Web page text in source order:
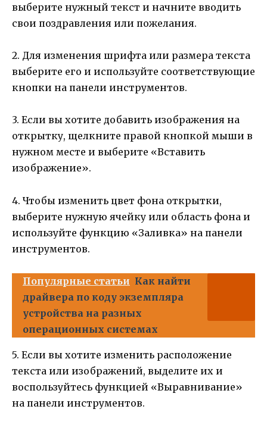
выберите нужный текст и начните вводить
свои поздравления или пожелания.
2. Для изменения шрифта или размера текста
выберите его и используйте соответствующие
кнопки на панели инструментов.
3. Если вы хотите добавить изображения на
открытку, щелкните правой кнопкой мыши в
нужном месте и выберите «Вставить
изображение».
4. Чтобы изменить цвет фона открытки,
выберите нужную ячейку или область фона и
используйте функцию «Заливка» на панели
инструментов.
Популярные статьи Как найти
драйвера по коду экземпляра
устройства на разных
операционных системах
5. Если вы хотите изменить расположение
текста или изображений, выделите их и
воспользуйтесь функцией «Выравнивание»
на панели инструментов.